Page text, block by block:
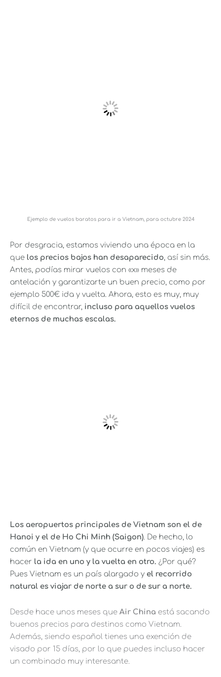
Ejemplo de vuelos baratos para ir a Vietnam, para octubre 2024
Por desgracia, estamos viviendo una época en la
que los precios bajos han desaparecido, así sin más.
Antes, podías mirar vuelos con «x» meses de
antelación y garantizarte un buen precio, como por
ejemplo 500€ ida y vuelta. Ahora, esto es muy, muy
difícil de encontrar, incluso para aquellos vuelos
eternos de muchas escalas.
Los aeropuertos principales de Vietnam son el de
Hanoi y el de Ho Chi Minh (Saigon). De hecho, lo
común en Vietnam (y que ocurre en pocos viajes) es
hacer la ida en uno y la vuelta en otro. ¿Por qué?
Pues Vietnam es un país alargado y el recorrido
natural es viajar de norte a sur o de sur a norte.
Desde hace unos meses que Air China está sacando
buenos precios para destinos como Vietnam.
Además, siendo español tienes una exención de
visado por 15 días, por lo que puedes incluso hacer
un combinado muy interesante.